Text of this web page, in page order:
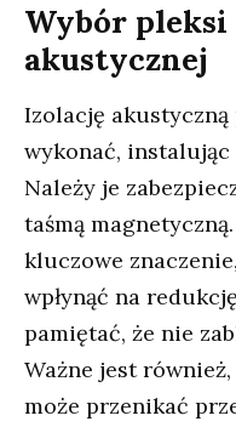
Wybór
akustycznej
Izolację akustyczną
wykonać,
Należy je
taśmą
kluczowe
wpłynąć na
pamiętać, że nie
Ważne jest
może przenikać